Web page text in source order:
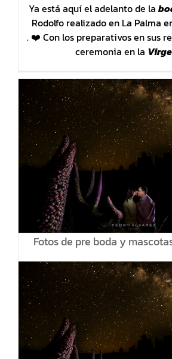
Ya está aquí el adelanto de la
Rodolfo realizado en La Palma
. ❤️ Con los preparativos en sus
ceremonia en la
Fotos de pre boda y